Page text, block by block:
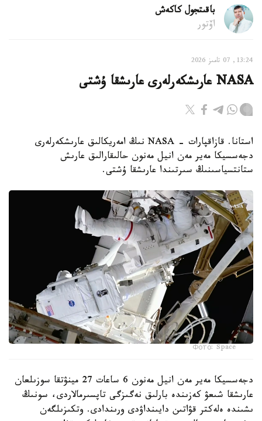
باقىتجول كاكەش
اۆتور
13:24, 07 تامىز 2026
NASA عارىشكەرلەرى عارىشقا ۇشتى
استانا. قازاقپارات - NASA نىڭ امەريكالىق عارىشكەرلەرى
دجەسسيكا مەير مەن انيل مەنون حالىقارالىق عارىش
ستانتسياسىنىڭ سىرتىندا عارىشقا ۇشتى.
Фото: Space
دجەسسيكا مەير مەن انيل مەنون 6 ساعات 27 مينۋتقا سوزىلعان
عارىشقا شىعۋ كەزىندە بارلىق نەگىزگى تاپسىرمالاردى، سونىڭ
ىشىندە ەلەكتر قۋاتىن دايىنداۋدى ورىندادى. وتكىزىلگەن